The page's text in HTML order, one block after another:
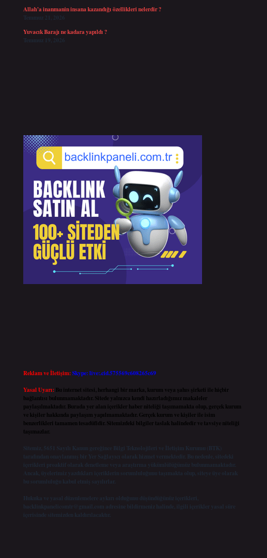
Allah’a inanmanin insana kazandığı özellikleri nelerdir ?
Temmuz 21, 2026
Yuvacık Barajı ne kadara yapıldı ?
Temmuz 19, 2026
Reklam ve İletişim:Skype: live:.cid.575569c608265c69
Yasal Uyarı: Bu internet sitesi, herhangi bir marka, kurum veya şahıs şirketi ile hiçbir
bağlantısı bulunmamaktadır. Sitede yalnızca kendi hazırladığımız makaleler
paylaşılmaktadır. Burada yer alan içerikler haber niteliği taşımamakta olup, gerçek kurum
ve kişiler hakkında paylaşım yapılmamaktadır. Gerçek kurum ve kişiler ile isim
benzerlikleri tamamen tesadüfidir. Sitemizdeki bilgiler taslak halindedir ve tavsiye niteliği
taşımazlar.
Sitemiz, 5651 Sayılı Kanun gereğince Bilgi Teknolojileri ve İletişim Kurumu (BTK)
tarafından onaylanmış bir Yer Sağlayıcı olarak hizmet vermektedir. Bu nedenle, sitedeki
içerikleri proaktif olarak denetleme veya araştırma yükümlülüğümüz bulunmamaktadır.
Ancak, üyelerimiz yazdıkları içeriklerin sorumluluğunu taşımakta olup, siteye üye olarak
bu sorumluluğu kabul etmiş sayılırlar.
Hukuka ve yasal düzenlemelere aykırı olduğunu düşündüğünüz içerikleri,
backlinkpanelicomtr@gmail.com adresine bildirmeniz halinde, ilgili içerikler yasal süre
içerisinde sitemizden kaldırılacaktır.